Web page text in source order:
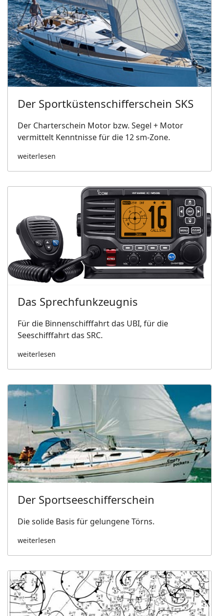
Der Sportküstenschifferschein SKS
Der Charterschein Motor bzw. Segel + Motor
vermittelt Kenntnisse für die 12 sm-Zone.
weiterlesen
Das Sprechfunkzeugnis
Für die Binnenschifffahrt das UBI, für die
Seeschifffahrt das SRC.
weiterlesen
Der Sportseeschifferschein
Die solide Basis für gelungene Törns.
weiterlesen